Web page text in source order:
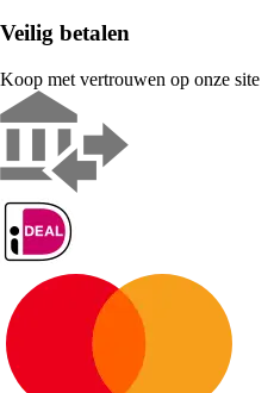
Veilig betalen
Koop met vertrouwen op onze site